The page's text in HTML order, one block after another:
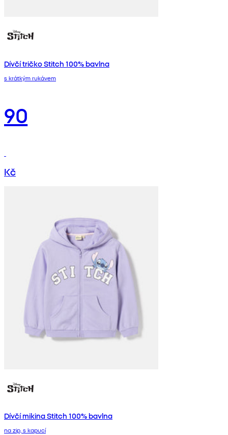
Dívčí tričko Stitch 100% bavlna
s krátkým rukávem
90
Kč
Dívčí mikina Stitch 100% bavlna
na zip, s kapucí